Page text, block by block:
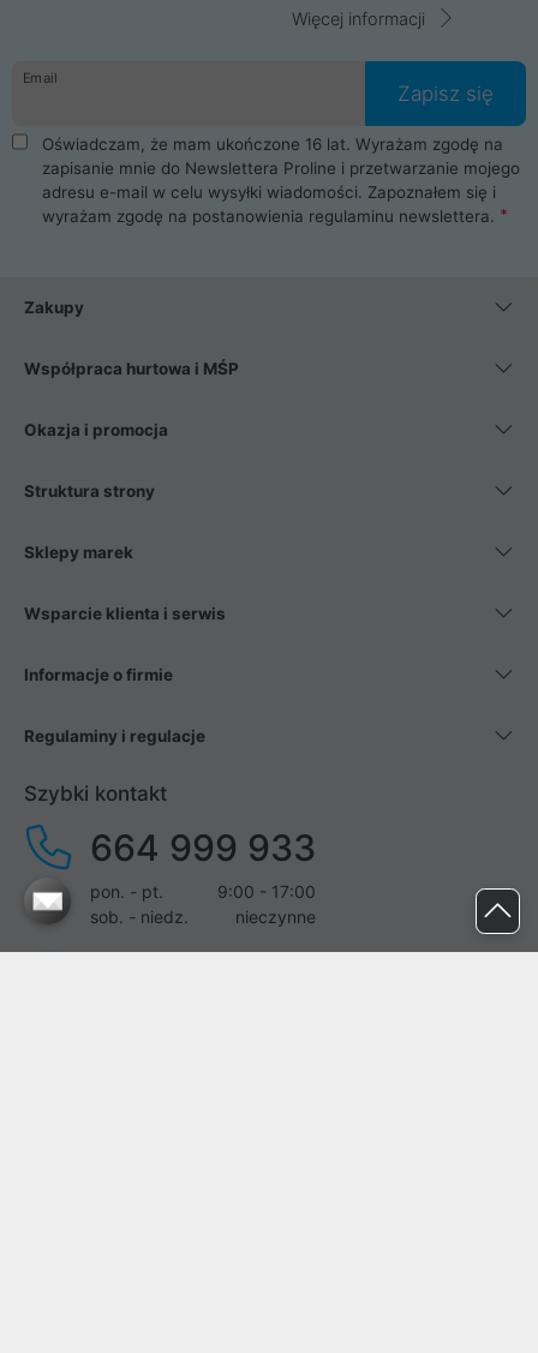
Więcej informacji
Email
Zapisz się
Oświadczam, że mam ukończone 16 lat. Wyrażam zgodę na
zapisanie mnie do Newslettera Proline i przetwarzanie mojego
adresu e-mail w celu wysyłki wiadomości. Zapoznałem się i
wyrażam zgodę na postanowienia regulaminu newslettera.
Zakupy
Współpraca hurtowa i MŚP
Okazja i promocja
Struktura strony
Sklepy marek
Wsparcie klienta i serwis
Informacje o firmie
Regulaminy i regulacje
Szybki kontakt
664 999 933
pon. - pt.
9:00 - 17:00
sob. - niedz.
nieczynne